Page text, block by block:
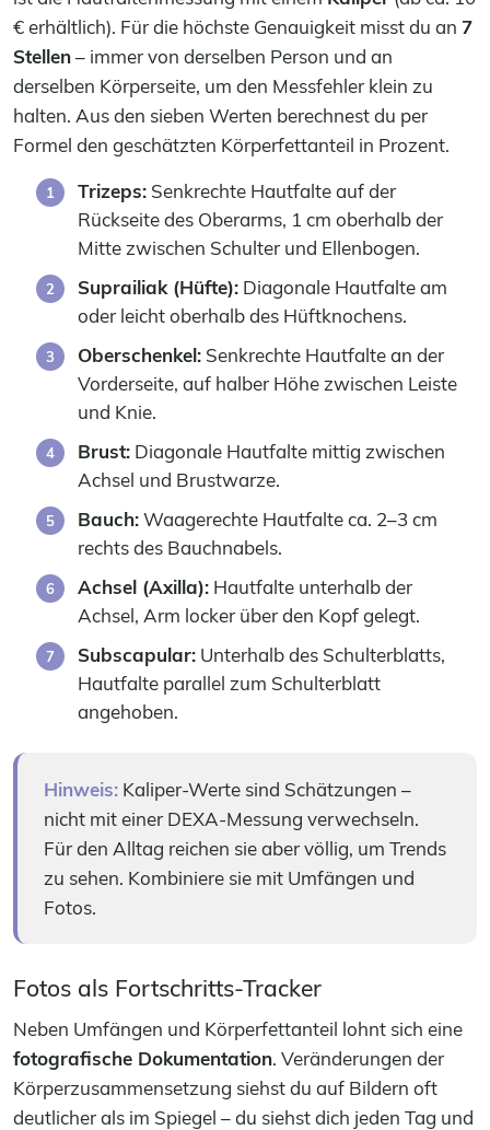
€ erhältlich). Für die höchste Genauigkeit misst du an 7
Stellen– immer von derselben Person und an
derselben Körperseite, um den Messfehler klein zu
halten. Aus den sieben Werten berechnest du per
Formel den geschätzten Körperfettanteil in Prozent.
Trizeps: Senkrechte Hautfalte auf der
Rückseite des Oberarms, 1 cm oberhalb der
Mitte zwischen Schulter und Ellenbogen.
Suprailiak (Hüfte): Diagonale Hautfalte am
oder leicht oberhalb des Hüftknochens.
Oberschenkel: Senkrechte Hautfalte an der
Vorderseite, auf halber Höhe zwischen Leiste
und Knie.
Brust: Diagonale Hautfalte mittig zwischen
Achsel und Brustwarze.
Bauch:Waagerechte Hautfalte ca. 2–3 cm
rechts des Bauchnabels.
Achsel (Axilla): Hautfalte unterhalb der
Achsel, Arm locker über den Kopf gelegt.
Subscapular: Unterhalb des Schulterblatts,
Hautfalte parallel zum Schulterblatt
angehoben.
Hinweis: Kaliper-Werte sind Schätzungen –
nicht mit einer DEXA-Messung verwechseln.
Für den Alltag reichen sie aber völlig, um Trends
zu sehen. Kombiniere sie mit Umfängen und
Fotos.
Fotos als Fortschritts-Tracker
Neben Umfängen und Körperfettanteil lohnt sich eine
fotografische Dokumentation. Veränderungen der
Körperzusammensetzung siehst du auf Bildern oft
deutlicher als im Spiegel – du siehst dich jeden Tag und